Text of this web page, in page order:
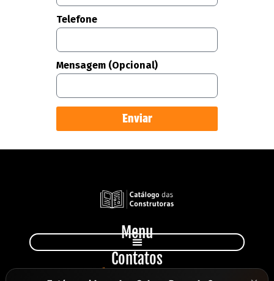
Telefone
Mensagem (Opcional)
Enviar
Menu
Contatos
+55 11 949 231 810